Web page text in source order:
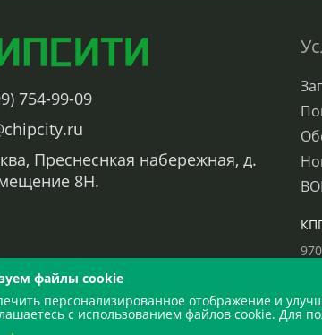
файлы cookie
персонализированное отображение и
с использованием файлов cookie. Для
754-99-09
Преснеснкая набережная, д.
8Н.